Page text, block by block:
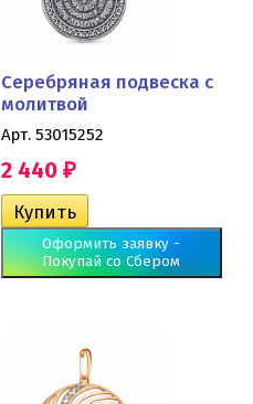
Серебряная подвеска с
молитвой
Арт. 53015252
2 440 ₽
Оформить заявку -
Покупай со Сбером